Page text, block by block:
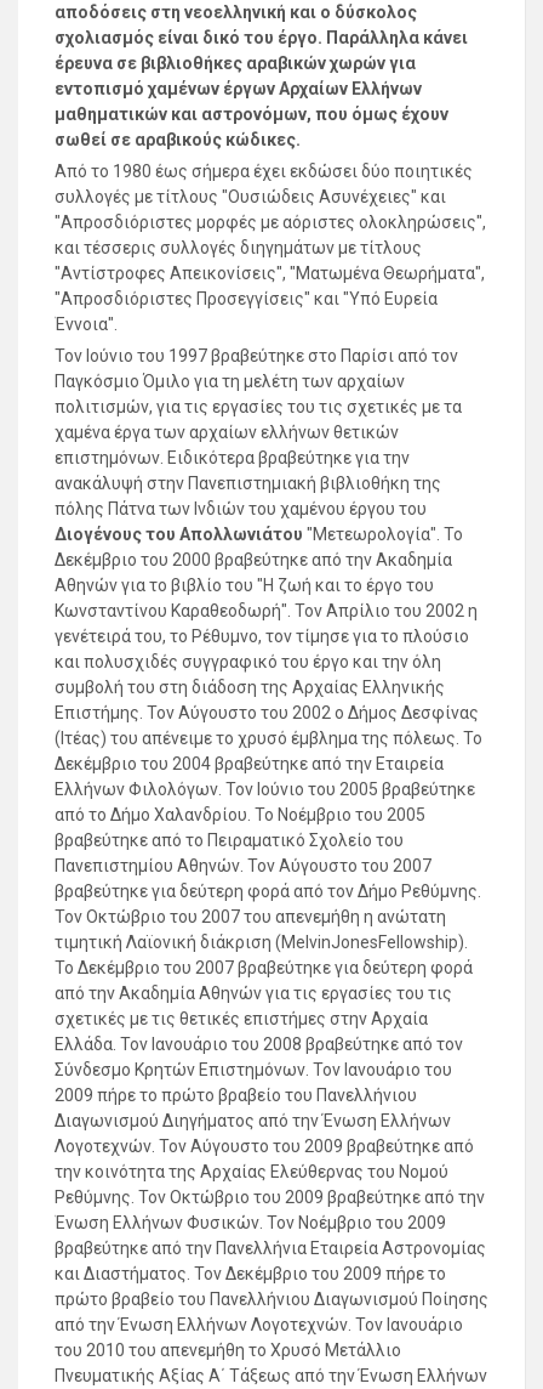
αποδόσεις στη νεοελληνική και ο δύσκολος
σχολιασμός είναι δικό του έργο. Παράλληλα κάνει
έρευνα σε βιβλιοθήκες αραβικών χωρών για
εντοπισμό χαμένων έργων Αρχαίων Ελλήνων
μαθηματικών και αστρονόμων, που όμως έχουν
σωθεί σε αραβικούς κώδικες.
Από το 1980 έως σήμερα έχει εκδώσει δύο ποιητικές
συλλογές με τίτλους "Ουσιώδεις Ασυνέχειες" και
"Απροσδιόριστες μορφές με αόριστες ολοκληρώσεις",
και τέσσερις συλλογές διηγημάτων με τίτλους
"Αντίστροφες Απεικονίσεις", "Ματωμένα Θεωρήματα",
"Απροσδιόριστες Προσεγγίσεις" και "Υπό Ευρεία
Έννοια".
Τον Ιούνιο του 1997 βραβεύτηκε στο Παρίσι από τον
Παγκόσμιο Όμιλο για τη μελέτη των αρχαίων
πολιτισμών, για τις εργασίες του τις σχετικές με τα
χαμένα έργα των αρχαίων ελλήνων θετικών
επιστημόνων. Ειδικότερα βραβεύτηκε για την
ανακάλυψή στην Πανεπιστημιακή βιβλιοθήκη της
πόλης Πάτνα των Ινδιών του χαμένου έργου του
Διογένους του Απολλωνιάτου "Μετεωρολογία". Το
Δεκέμβριο του 2000 βραβεύτηκε από την Ακαδη­μία
Αθηνών για το βιβλίο του "Η ζωή και το έργο του
Κωνσταντίνου Καρα­θεοδωρή". Τον Απρίλιο του 2002 η
γενέτειρά του, το Ρέθυμνο, τον τίμησε για το πλούσιο
και πολυσχιδές συγγραφικό του έργο και την όλη
συμβολή του στη διάδοση της Αρχαίας Ελληνικής
Επιστήμης. Τον Αύγουστο του 2002 ο Δήμος Δεσφίνας
(Ιτέας) του απένειμε το χρυσό έμβλημα της πόλεως. Το
Δε­κέμβριο του 2004 βραβεύτηκε από την Εταιρεία
Ελλήνων Φιλολόγων. Τον Ιούνιο του 2005 βραβεύτηκε
από το Δήμο Χαλανδρίου. Το Νοέμβριο του 2005
βραβεύτηκε από το Πειραματικό Σχολείο του
Πανεπιστημίου Αθηνών. Τον Αύγουστο του 2007
βραβεύτηκε για δεύτερη φορά από τον Δήμο Ρεθύμνης.
Τον Οκτώβριο του 2007 του α­πενεμήθη η ανώτατη
τιμητική Λαϊονική διάκριση (MelvinJonesFellowship).
Το Δεκέμβριο του 2007 βραβεύτηκε για δεύτερη φορά
από την Ακαδημία Αθηνών για τις εργασίες του τις
σχετικές με τις θετικές επιστήμες στην Αρχαία
Ελλάδα. Τον Ιανουάριο του 2008 βραβεύτηκε από τον
Σύνδεσμο Κρητών Επιστημόνων. Τον Ιανουάριο του
2009 πήρε το πρώτο βραβείο του Πανελλήνιου
Διαγωνισμού Διηγήματος από την Ένωση Ελλήνων
Λογοτεχνών. Τον Αύγουστο του 2009 βραβεύτηκε από
την κοινότητα της Αρχαίας Ελεύθερνας του Νομού
Ρεθύμνης. Τον Οκτώβριο του 2009 βραβεύτηκε από την
Ένωση Ελλήνων Φυσικών. Τον Νοέμβριο του 2009
βραβεύτηκε από την Πανελλήνια Εταιρεία Αστρονομίας
και Διαστήματος. Τον Δεκέμβριο του 2009 πήρε το
πρώτο βραβείο του Πανελλήνιου Διαγωνισμού Ποίησης
από την Ένωση Ελλήνων Λογοτεχνών. Τον Ιανουάριο
του 2010 του απενεμήθη το Χρυσό Μετάλλιο
Πνευματικής Αξίας Α΄ Τάξεως από την Ένωση Ελλήνων